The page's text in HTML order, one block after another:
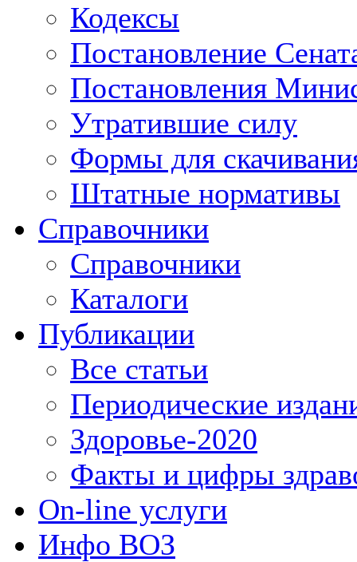
Кодексы
Постановление
Постановления
Утратившие силу
Формы для
Штатные нормативы
Справочники
Справочники
Каталоги
Публикации
Все статьи
Периодические
Здоровье-2020
Факты и цифры
On-line услуги
Инфо ВОЗ